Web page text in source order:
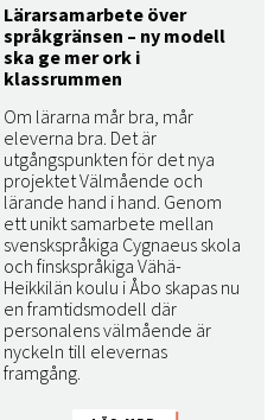
Lärarsamarbete över
språkgränsen – ny modell
ska ge mer ork i
klassrummen
Om lärarna mår bra, mår
eleverna bra. Det är
utgångspunkten för det nya
projektet Välmående och
lärande hand i hand. Genom
ett unikt samarbete mellan
svenskspråkiga Cygnaeus skola
och finskspråkiga Vähä-
Heikkilän koulu i Åbo skapas nu
en framtidsmodell där
personalens välmående är
nyckeln till elevernas
framgång.